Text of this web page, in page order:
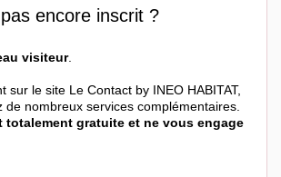
encore inscrit ?
visiteur.
sur le site Le Contact by INEO HABITAT,
de nombreux services complémentaires.
gratuite et ne vous engage